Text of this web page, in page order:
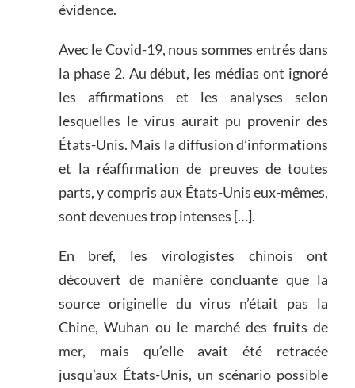
évidence.
Avec le Covid-19, nous sommes entrés dans
la phase 2. Au début, les médias ont ignoré
les affirmations et les analyses selon
lesquelles le virus aurait pu provenir des
États-Unis. Mais la diffusion d’informations
et la réaffirmation de preuves de toutes
parts, y compris aux États-Unis eux-mêmes,
sont devenues trop intenses […].
En bref, les virologistes chinois ont
découvert de manière concluante que la
source originelle du virus n’était pas la
Chine, Wuhan ou le marché des fruits de
mer, mais qu’elle avait été retracée
jusqu’aux États-Unis, un scénario possible